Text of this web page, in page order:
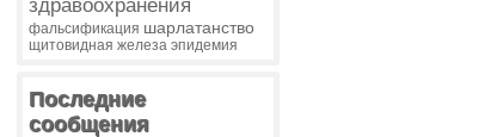
здравоохранения
фальсификация шарлатанство
щитовидная железа эпидемия
Последние
сообщения